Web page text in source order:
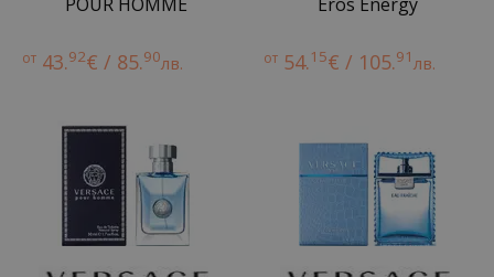
от 43.92€ / 85.90лв. от 54.15€ / 105.91лв.